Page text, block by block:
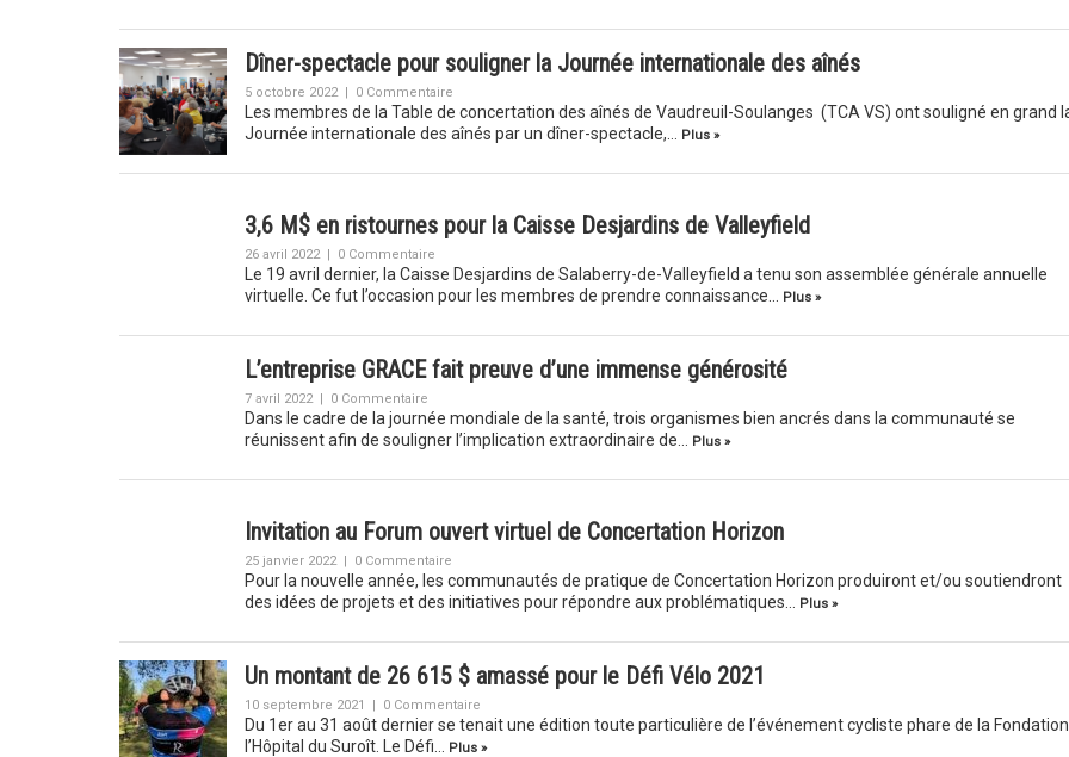
Dîner-spectacle pour souligner la Journée internationale des aînés
5 octobre 2022 | 0 Commentaire
Les membres de la Table de concertation des aînés de Vaudreuil-Soulanges (TCA VS) ont souligné en grand
Journée internationale des aînés par un dîner-spectacle,…
Plus »
3,6 M$ en ristournes pour la Caisse Desjardins de Valleyfield
26 avril 2022 | 0 Commentaire
Le 19 avril dernier, la Caisse Desjardins de Salaberry-de-Valleyfield a tenu son assemblée générale annuelle
virtuelle. Ce fut l’occasion pour les membres de prendre connaissance…
Plus »
L’entreprise GRACE fait preuve d’une immense générosité
7 avril 2022 | 0 Commentaire
Dans le cadre de la journée mondiale de la santé, trois organismes bien ancrés dans la communauté se
réunissent afin de souligner l’implication extraordinaire de…
Plus »
Invitation au Forum ouvert virtuel de Concertation Horizon
25 janvier 2022 | 0 Commentaire
Pour la nouvelle année, les communautés de pratique de Concertation Horizon produiront et/ou soutiendront
des idées de projets et des initiatives pour répondre aux problématiques…
Plus »
Un montant de 26 615 $ amassé pour le Défi Vélo 2021
10 septembre 2021 | 0 Commentaire
Du 1er au 31 août dernier se tenait une édition toute particulière de l’événement cycliste phare de la
l’Hôpital du Suroît. Le Défi…
Plus »